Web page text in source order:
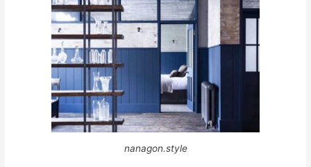
nanagon.style